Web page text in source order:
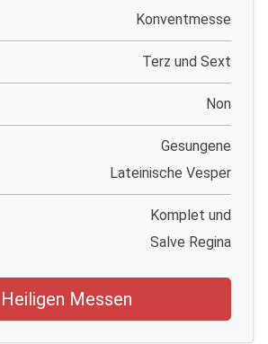
Konventmesse
Terz und Sext
Non
Gesungene
Lateinische Vesper
Komplet und
Salve Regina
Heiligen Messen